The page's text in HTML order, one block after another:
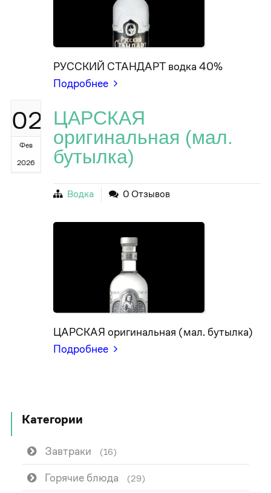
РУССКИЙ СТАНДАРТ водка 40%
Подробнее
02
Фев
2026
ЦАРСКАЯ
оригинальная (мал.
бутылка)
Водка 0 Отзывов
ЦАРСКАЯ оригинальная (мал. бутылка)
Подробнее
Категории
Завтраки (16)
Горячие блюда (29)